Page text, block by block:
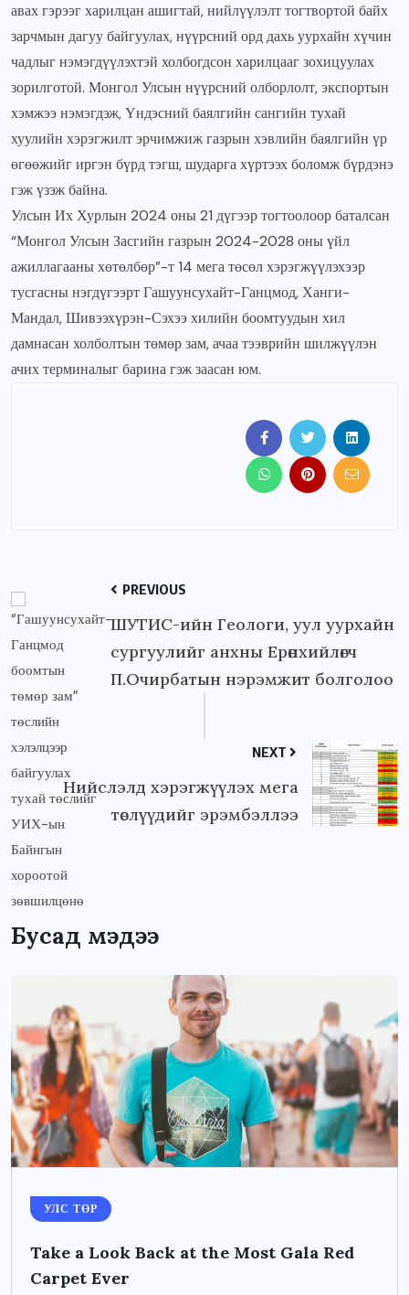
авах гэрээг харилцан ашигтай, нийлүүлэлт тогтвортой байх
зарчмын дагуу байгуулах, нүүрсний орд дахь уурхайн хүчин
чадлыг нэмэгдүүлэхтэй холбогдсон харилцааг зохицуулах
зорилготой. Монгол Улсын нүүрсний олборлолт, экспортын
хэмжээ нэмэгдэж, Үндэсний баялгийн сангийн тухай
хуулийн хэрэгжилт эрчимжиж газрын хэвлийн баялгийн үр
өгөөжийг иргэн бүрд тэгш, шударга хүртээх боломж бүрдэнэ
гэж үзэж байна.
Улсын Их Хурлын 2024 оны 21 дүгээр тогтоолоор баталсан
“Монгол Улсын Засгийн газрын 2024-2028 оны үйл
ажиллагааны хөтөлбөр”-т 14 мега төсөл хэрэгжүүлэхээр
тусгасны нэгдүгээрт Гашуунсухайт-Ганцмод, Ханги-
Мандал, Шивээхүрэн-Сэхээ хилийн боомтуудын хил
дамнасан холболтын төмөр зам, ачаа тээврийн шилжүүлэн
ачих терминалыг барина гэж заасан юм.
PREVIOUS
ШУТИС-ийн Геологи, уул уурхайн
сургуулийг анхны Ерөнхийлөгч
П.Очирбатын нэрэмжит болголоо
NEXT
Нийслэлд хэрэгжүүлэх мега
төслүүдийг эрэмбэллээ
Бусад мэдээ
УЛС ТӨР
Take a Look Back at the Most Gala Red
Carpet Ever